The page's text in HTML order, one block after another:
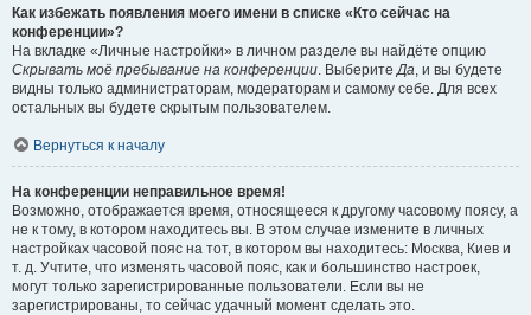
Как избежать появления моего имени в списке «Кто сейчас на
конференции»?
На вкладке «Личные настройки» в личном разделе вы найдёте опцию
Скрывать моё пребывание на конференции. ВыберитеДа, и вы будете
видны только администраторам, модераторам и самому себе. Для всех
остальных вы будете скрытым пользователем.
Вернуться к началу
На конференции неправильное время!
Возможно, отображается время, относящееся к другому часовому поясу, а
не к тому, в котором находитесь вы. В этом случае измените в личных
настройках часовой пояс на тот, в котором вы находитесь: Москва, Киев и
т. д. Учтите, что изменять часовой пояс, как и большинство настроек,
могут только зарегистрированные пользователи. Если вы не
зарегистрированы, то сейчас удачный момент сделать это.